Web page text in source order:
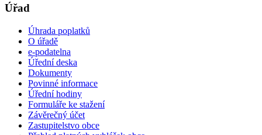
Úřad
Úhrada poplatků
O úřadě
e-podatelna
Úřední deska
Dokumenty
Povinné informace
Úřední hodiny
Formuláře ke stažení
Závěrečný účet
Zastupitelstvo obce